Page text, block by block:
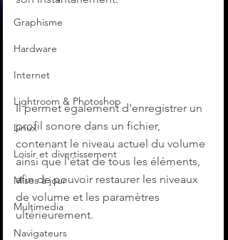
Graphisme
Hardware
Internet
Lightroom & Photoshop
Linux
Loisir et divertissement
Mises à jour
Multimedia
Navigateurs
Il permet également d'enregistrer un
profil sonore dans un fichier,
contenant le niveau actuel du volume
ainsi que l'état de tous les éléments,
afin de pouvoir restaurer les niveaux
de volume et les paramètres
ultérieurement.